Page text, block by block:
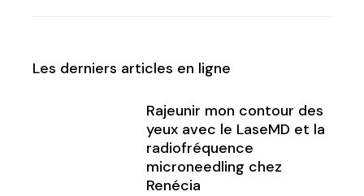
Les derniers articles en ligne
Rajeunir mon contour des
yeux avec le LaseMD et la
radiofréquence
microneedling chez
Renécia